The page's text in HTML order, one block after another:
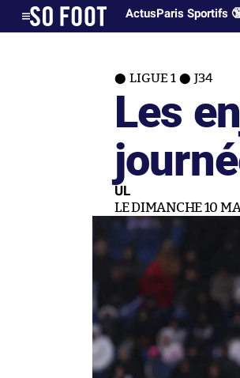
ActusParis Sportifs
LIGUE 1 J34
Les
UL
LE DIMANCHE 10